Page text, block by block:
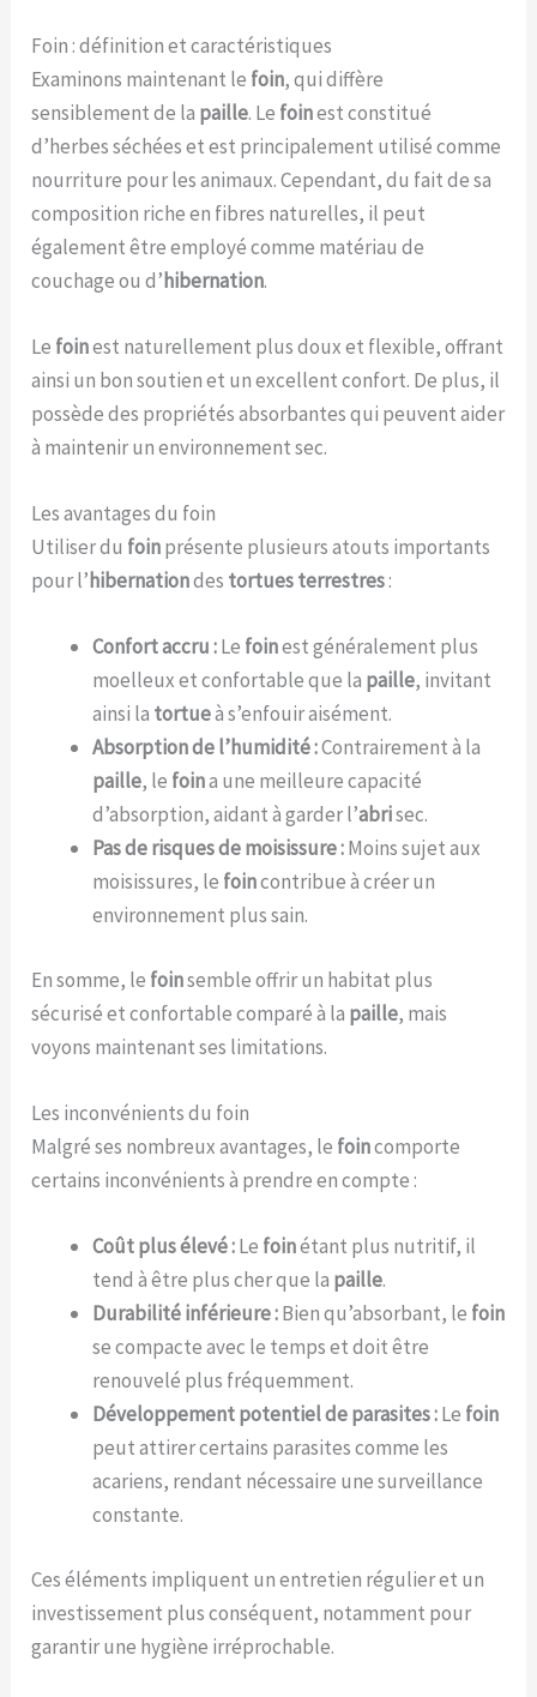
Foin : définition et caractéristiques
Examinons maintenant le foin, qui diffère
sensiblement de la paille. Le foinest constitué
d’herbes séchées et est principalement utilisé comme
nourriture pour les animaux. Cependant, du fait de sa
composition riche en fibres naturelles, il peut
également être employé comme matériau de
couchage ou d’hibernation.
Le foinest naturellement plus doux et flexible, offrant
ainsi un bon soutien et un excellent confort. De plus, il
possède des propriétés absorbantes qui peuvent aider
à maintenir un environnement sec.
Les avantages du foin
Utiliser du foinprésente plusieurs atouts importants
pour l’hibernationdes tortues terrestres:
Confort accru :Le foinest généralement plus
moelleux et confortable que la paille, invitant
ainsi la tortueà s’enfouir aisément.
Absorption de l’humidité :Contrairement à la
paille, le foina une meilleure capacité
d’absorption, aidant à garder l’abrisec.
Pas de risques de moisissure :Moins sujet aux
moisissures, le foincontribue à créer un
environnement plus sain.
En somme, le foinsemble offrir un habitat plus
sécurisé et confortable comparé à la paille, mais
voyons maintenant ses limitations.
Les inconvénients du foin
Malgré ses nombreux avantages, le foincomporte
certains inconvénients à prendre en compte :
Coût plus élevé :Le foinétant plus nutritif, il
tend à être plus cher que la paille.
Durabilité inférieure :Bien qu’absorbant, le foin
se compacte avec le temps et doit être
renouvelé plus fréquemment.
Développement potentiel de parasites :Le foin
peut attirer certains parasites comme les
acariens, rendant nécessaire une surveillance
constante.
Ces éléments impliquent un entretien régulier et un
investissement plus conséquent, notamment pour
garantir une hygiène irréprochable.